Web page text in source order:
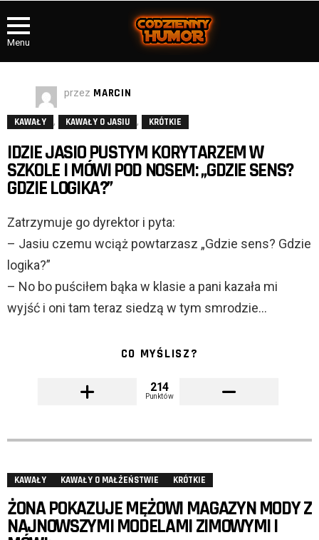
Menu
przez MARCIN
KAWAŁY , KAWAŁY O JASIU , KRÓTKIE
IDZIE JASIO PUSTYM KORYTARZEM W
SZKOLE I MÓWI POD NOSEM: „GDZIE SENS?
GDZIE LOGIKA?”
Zatrzymuje go dyrektor i pyta:
– Jasiu czemu wciąż powtarzasz „Gdzie sens? Gdzie
logika?”
– No bo puściłem bąka w klasie a pani kazała mi
wyjść i oni tam teraz siedzą w tym smrodzie…
CO MYŚLISZ?
214
Punktów
KAWAŁY KAWAŁY O MAŁŻEŃSTWIE KRÓTKIE
ŻONA POKAZUJE MĘŻOWI MAGAZYN MODY Z
NAJNOWSZYMI MODELAMI ZIMOWYMI I